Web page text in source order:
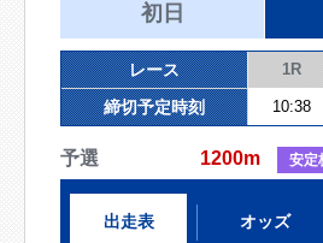
初日
レース 1R
締切予定時刻 10:38
予選 1200m 安定
出走表 オッズ